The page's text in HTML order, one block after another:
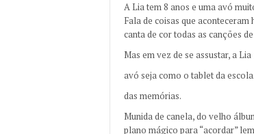
A Lia tem 8 anos e uma avó
Fala de coisas que
canta de cor todas as canções
Mas em vez de se assustar, a
avó seja como o tablet da
das memórias.
Munida de canela, do velho
plano mágico para “acordar”